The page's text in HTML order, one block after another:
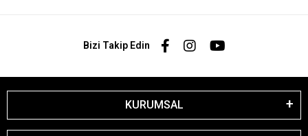
Bizi Takip Edin
KURUMSAL